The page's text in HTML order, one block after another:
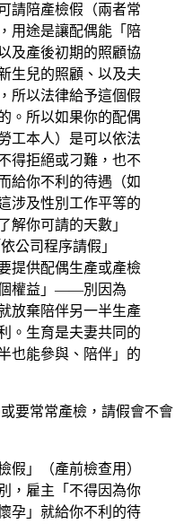
請陪產檢假（兩者常
用途是讓配偶能「陪
及產後初期的照顧協
生兒的照顧、以及夫
所以法律給予這個假
。所以如果你的配偶
工本人）是可以依法
得拒絕或刁難，也不
給你不利的待遇（如
涉及性別工作平等的
解你可請的天數」
公司程序請假」
提供配偶生產或產檢
權益」——別因為
放棄陪伴另一半生產
。生育是夫妻共同的
也能參與、陪伴」的
要常常產檢，請假會不會
假」（產前檢查用）
，雇主「不得因為你
孕」就給你不利的待